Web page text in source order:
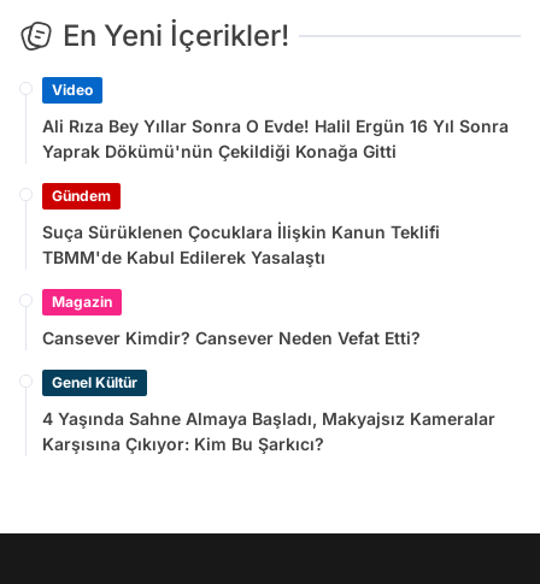
En Yeni İçerikler!
Video
Ali Rıza Bey Yıllar Sonra O Evde! Halil Ergün 16 Yıl Sonra
Yaprak Dökümü'nün Çekildiği Konağa Gitti
Gündem
Suça Sürüklenen Çocuklara İlişkin Kanun Teklifi
TBMM'de Kabul Edilerek Yasalaştı
Magazin
Cansever Kimdir? Cansever Neden Vefat Etti?
Genel Kültür
4 Yaşında Sahne Almaya Başladı, Makyajsız Kameralar
Karşısına Çıkıyor: Kim Bu Şarkıcı?